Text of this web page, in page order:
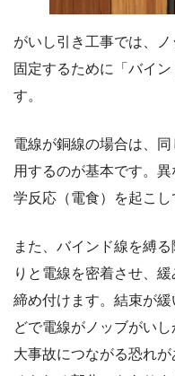
がいし引き工事では、
固定するために「バイ
す。
電線が銅線の場合は、
用するのが基本です。
学反応（電食）を起こし
また、バインド線を縛
りと電線を密着させ、
締め付けます。結束が
どで電線がノッブがい
大事故につながる恐れ